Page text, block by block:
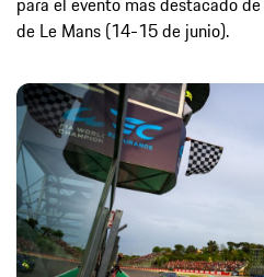
de Le Mans (14-15 de junio).